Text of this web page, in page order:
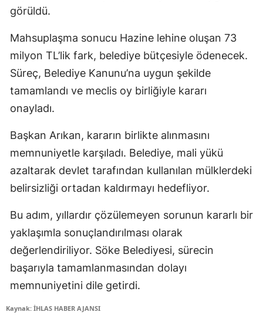
görüldü.
Mahsuplaşma sonucu Hazine lehine oluşan 73
milyon TL’lik fark, belediye bütçesiyle ödenecek.
Süreç, Belediye Kanunu’na uygun şekilde
tamamlandı ve meclis oy birliğiyle kararı
onayladı.
Başkan Arıkan, kararın birlikte alınmasını
memnuniyetle karşıladı. Belediye, mali yükü
azaltarak devlet tarafından kullanılan mülklerdeki
belirsizliği ortadan kaldırmayı hedefliyor.
Bu adım, yıllardır çözülemeyen sorunun kararlı bir
yaklaşımla sonuçlandırılması olarak
değerlendiriliyor. Söke Belediyesi, sürecin
başarıyla tamamlanmasından dolayı
memnuniyetini dile getirdi.
Kaynak: İHLAS HABER AJANSI